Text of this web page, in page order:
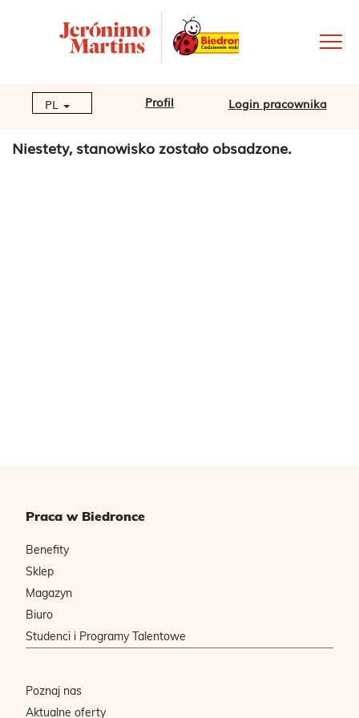
PL Profil Login pracownika
Niestety, stanowisko zostało obsadzone.
Praca w Biedronce
Benefity
Sklep
Magazyn
Biuro
Studenci i Programy Talentowe
Poznaj nas
Aktualne oferty